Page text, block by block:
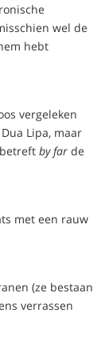
wel de
hebt
vergeleken
Lipa, maar
by far de
met een rauw
(ze bestaan
verrassen